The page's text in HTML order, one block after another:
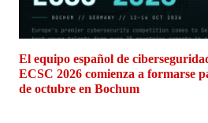
El equipo español de
ECSC 2026 comienza a formarse
de octubre en Bochum